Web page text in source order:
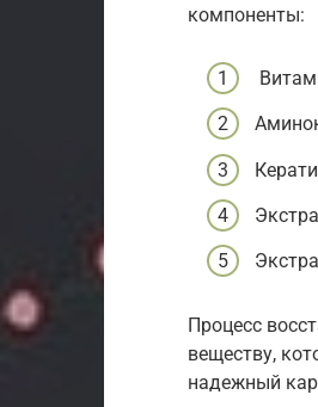
компоненты:
Процесс
веществу,
надежный